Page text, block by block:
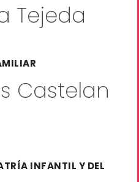
Tejeda
Castelan
INFANTIL Y DEL